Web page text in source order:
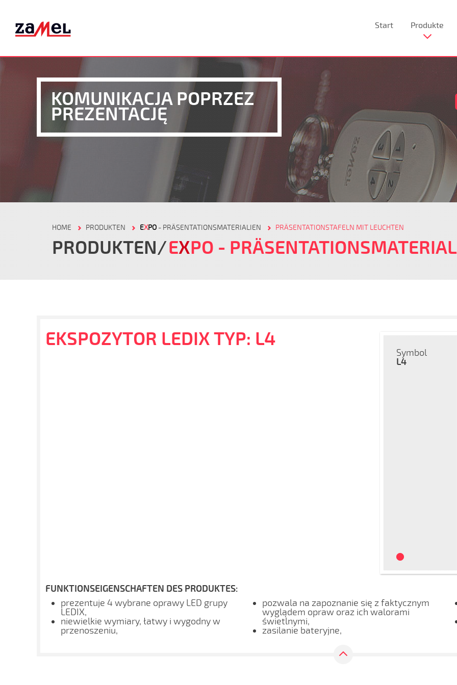
Start Produkte
KOMUNIKACJA POPRZEZ
PREZENTACJĘ
HOME PRODUKTEN EXPO - PRÄSENTATIONSMATERIALIEN PRÄSENTATIONSTAFELN MIT LEUCHTEN
PRODUKTEN EXPO -
EKSPOZYTOR LEDIX TYP: L4
Symbol
L4
FUNKTIONSEIGENSCHAFTEN DES PRODUKTES:
prezentuje 4 wybrane oprawy LED grupy
LEDIX,
niewielkie wymiary, łatwy i wygodny w
przenoszeniu,
pozwala na zapoznanie się z faktycznym
wyglądem opraw oraz ich walorami
świetlnymi,
zasilanie bateryjne,